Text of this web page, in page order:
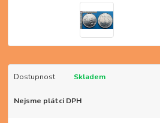
Dostupnost Skladem
Nejsme plátci DPH